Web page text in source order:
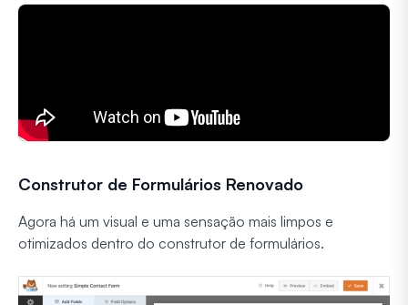
Construtor de Formulários Renovado
Agora há um visual e uma sensação mais limpos e
otimizados dentro do construtor de formulários.